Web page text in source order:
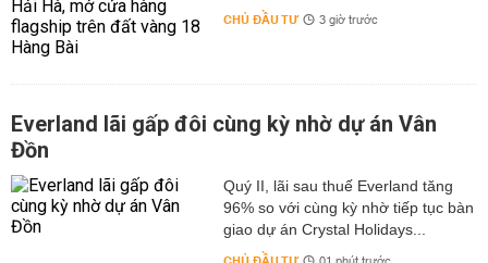
CHỦ ĐẦU TƯ 3 giờ trước
Everland lãi gấp đôi cùng kỳ nhờ dự án Vân
Đồn
Quý II, lãi sau thuế Everland tăng
96% so với cùng kỳ nhờ tiếp tục bàn
giao dự án Crystal Holidays...